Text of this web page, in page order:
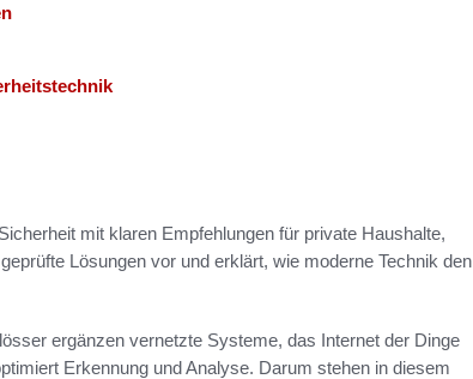
mit klaren Empfehlungen für private Haushalte,
Lösungen vor und erklärt, wie moderne Technik den
ergänzen vernetzte Systeme, das Internet der Dinge
Erkennung und Analyse. Darum stehen in diesem